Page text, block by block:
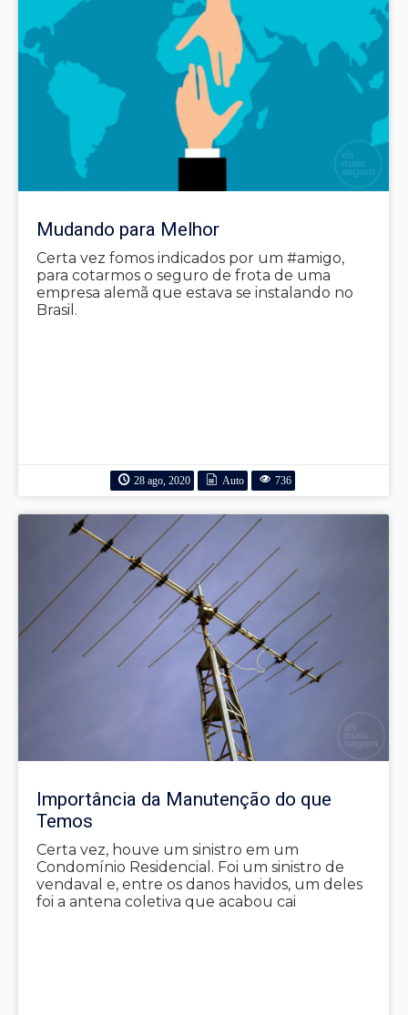
Mudando para Melhor
Certa vez fomos indicados por um #amigo,
para cotarmos o seguro de frota de uma
empresa alemã que estava se instalando no
Brasil.
28 ago, 2020 Auto 736
Importância da Manutenção do que
Temos
Certa vez, houve um sinistro em um
Condomínio Residencial. Foi um sinistro de
vendaval e, entre os danos havidos, um deles
foi a antena coletiva que acabou cai